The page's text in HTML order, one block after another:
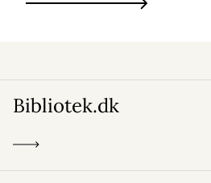
Bibliotek.dk